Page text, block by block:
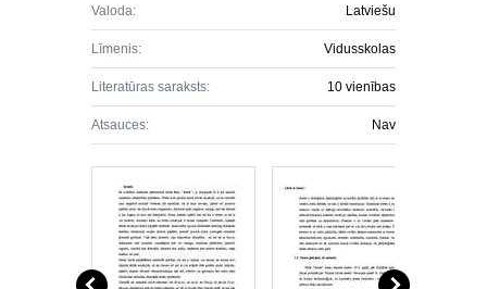
Valoda: Latviešu
Līmenis: Vidusskolas
Literatūras saraksts: 10 vienības
Atsauces: Nav